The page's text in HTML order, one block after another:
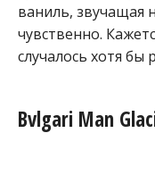
ваниль, звучащая
чувственно.
случалось хотя бы
Bvlgari Man